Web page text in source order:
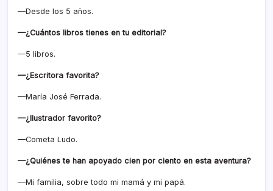
—Desde los 5 años.
—¿Cuántos libros tienes en tu editorial?
—5 libros.
—¿Escritora favorita?
—María José Ferrada.
—¿Ilustrador favorito?
—Cometa Ludo.
—¿Quiénes te han apoyado cien por ciento en esta aventura?
—Mi familia, sobre todo mi mamá y mi papá.